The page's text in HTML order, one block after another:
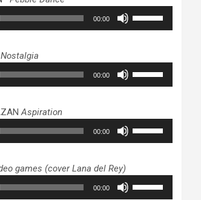
00:00
pour
augmenter
ou
volume.
Nostalgia
00:00
pour
augmenter
ou
volume.
Aspiration
00:00
pour
augmenter
games (cover Lana del Rey)
00:00